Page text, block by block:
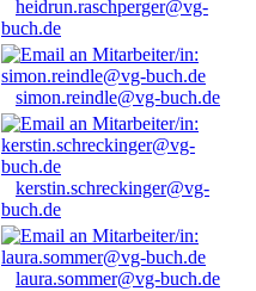
heidrun.raschperger@vg-
buch.de
simon.reindle@vg-buch.de
kerstin.schreckinger@vg-
buch.de
laura.sommer@vg-buch.de